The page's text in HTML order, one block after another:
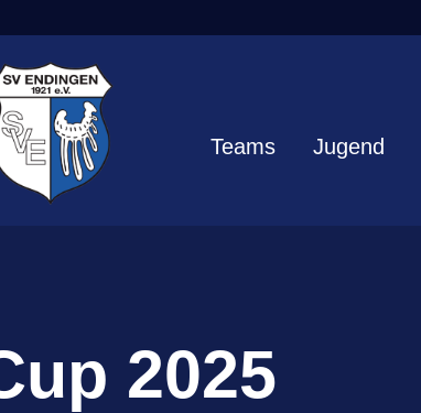
Teams Jugend
2025